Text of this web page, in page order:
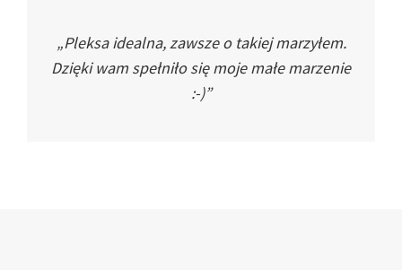
„Pleksa idealna, zawsze o takiej marzyłem.
Dzięki wam spełniło się moje małe marzenie
:-)”